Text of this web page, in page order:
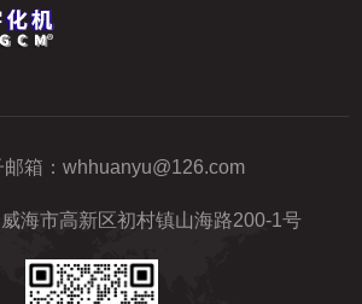
箱： whhuanyu@126.com
海市高新区初村镇山海路200-1号